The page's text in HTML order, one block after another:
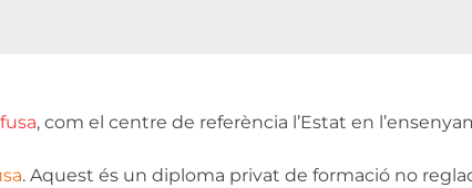
, com el centre de referència l’Estat en
. Aquest és un diploma privat de formació no